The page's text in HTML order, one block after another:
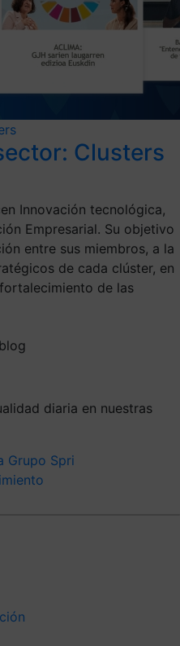
Clusters
Innovación tecnológica,
Empresarial. Su objetivo
entre sus miembros, a la
de cada clúster, en
de las
diaria en nuestras
Grupo Spri